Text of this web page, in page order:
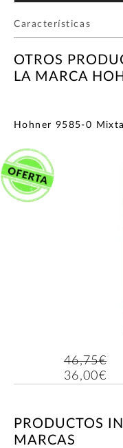
Características
OTROS
LA MARCA
Hohner 9585-0 Mixta
46,75€
36,00€
PRODUCTOS
MARCAS